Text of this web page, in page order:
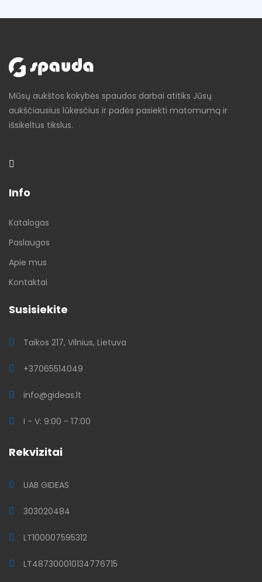
Mūsų aukštos kokybės spaudos darbai atitiks Jūsų
aukščiausius lūkesčius ir padės pasiekti matomumą ir
išsikeltus tikslus.
Info
Katalogas
Paslaugos
Apie mus
Kontaktai
Susisiekite
Taikos 217, Vilnius, Lietuva
+37065514049
info@gideas.lt
I - V: 9:00 - 17:00
Rekvizitai
UAB GIDEAS
303020484
LT100007595312
LT487300010134776715